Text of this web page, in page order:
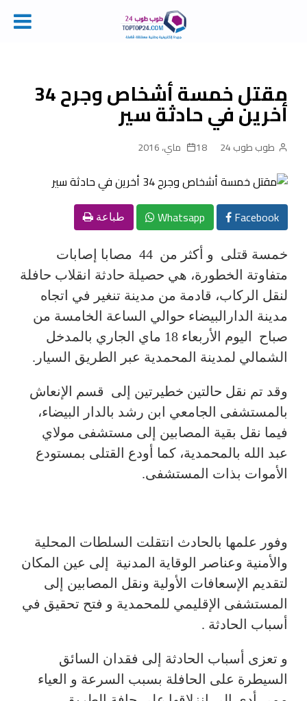
content
مقتل خمسة أشخاص وجرح 34
أخرين في حادثة سير
طوب طوب 24 18 ماي، 2016
Facebook
Whatsapp طباعة
خمسة قتلى و أكثر من 44 مصابا إصابات
متفاوتة الخطورة، هي حصيلة حادثة انقلاب حافلة
لنقل الركاب، قادمة من مدينة تنغير في اتجاه
مدينة الدارالبيضاء حوالي الساعة الخامسة من
صباح اليوم الأربعاء 18 ماي الجاري بالمدخل
الشمالي لمدينة المحمدية عبر الطريق السيار.
وقد تم نقل حالتين خطيرتين إلى قسم الإنعاش
بالمستشفى الجامعي ابن رشد بالدار البيضاء،
فيما نقل بقية المصابين إلى مستشفى مولاي
عبد الله بالمحمدية، كما أودع القتلى بمستودع
الأموات بذات المستشفى.
وفور علمها بالحادث انتقلت السلطات المحلية
والأمنية وعناصر الوقاية المدنية إلى عين المكان
لتقديم الإسعافات الأولية ونقل المصابين إلى
المستشفى الإقليمي للمحمدية و فتح تحقيق في
أسباب الحادثة .
و تعزى أسباب الحادثة إلى فقدان السائق
السيطرة على الحافلة بسبب السرعة و العياء